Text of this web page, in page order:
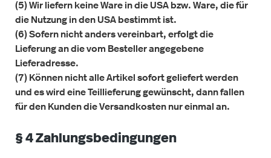
(5) Wir liefern keine Ware in die USA bzw. Ware, die für
die Nutzung in den USA bestimmt ist.
(6) Sofern nicht anders vereinbart, erfolgt die
Lieferung an die vom Besteller angegebene
Lieferadresse.
(7) Können nicht alle Artikel sofort geliefert werden
und es wird eine Teillieferung gewünscht, dann fallen
für den Kunden die Versandkosten nur einmal an.
§ 4 Zahlungsbedingungen